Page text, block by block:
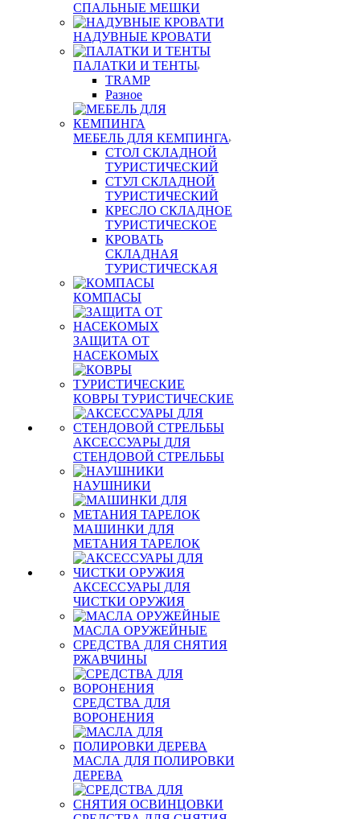
СПАЛЬНЫЕ МЕШКИ
НАДУВНЫЕ КРОВАТИ
ПАЛАТКИ И ТЕНТЫ
TRAMP
Разное
МЕБЕЛЬ ДЛЯ КЕМПИНГА
СТОЛ СКЛАДНОЙ
ТУРИСТИЧЕСКИЙ
СТУЛ СКЛАДНОЙ
ТУРИСТИЧЕСКИЙ
КРЕСЛО СКЛАДНОЕ
ТУРИСТИЧЕСКОЕ
КРОВАТЬ
СКЛАДНАЯ
ТУРИСТИЧЕСКАЯ
КОМПАСЫ
ЗАЩИТА ОТ
НАСЕКОМЫХ
КОВРЫ ТУРИСТИЧЕСКИЕ
АКСЕССУАРЫ ДЛЯ
СТЕНДОВОЙ СТРЕЛЬБЫ
НАУШНИКИ
МАШИНКИ ДЛЯ
МЕТАНИЯ ТАРЕЛОК
АКСЕССУАРЫ ДЛЯ
ЧИСТКИ ОРУЖИЯ
МАСЛА ОРУЖЕЙНЫЕ
СРЕДСТВА ДЛЯ СНЯТИЯ
РЖАВЧИНЫ
СРЕДСТВА ДЛЯ
ВОРОНЕНИЯ
МАСЛА ДЛЯ ПОЛИРОВКИ
ДЕРЕВА